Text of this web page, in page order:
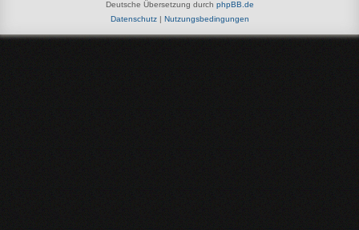
Deutsche Übersetzung durch phpBB.de
Datenschutz| Nutzungsbedingungen